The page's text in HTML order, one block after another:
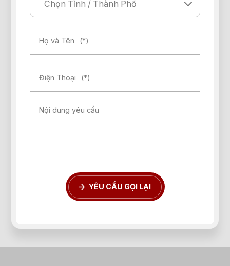
Họ và Tên (*)
Điện Thoại (*)
Nội dung yêu cầu
YÊU CẦU GỌI LẠI
Quên mật khẩu?